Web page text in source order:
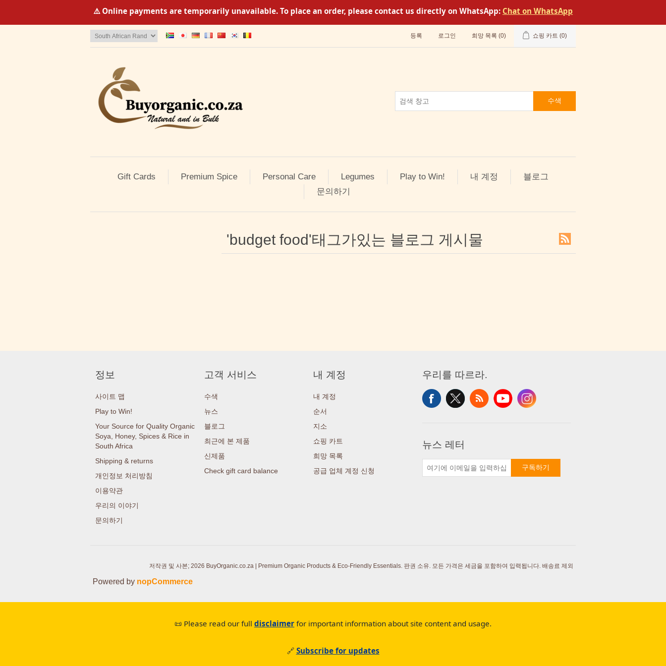
⚠️ Online payments are temporarily unavailable. To place an order, please contact us directly on WhatsApp: Chat on WhatsApp
등록 로그인 희망 목록 (0) 쇼핑 카트 (0)
수색
Gift Cards Premium Spice Personal Care Legumes Play to Win! 내 계정
블로그
문의하기
'budget food'태그가있는 블로그 게시물
정보
사이트 맵
Play to Win!
Your Source for Quality Organic
Soya, Honey, Spices & Rice in
South Africa
Shipping & returns
개인정보 처리방침
이용약관
우리의 이야기
문의하기
고객 서비스
수색
뉴스
블로그
최근에 본 제품
신제품
Check gift card balance
내 계정
내 계정
순서
지소
쇼핑 카트
희망 목록
공급 업체 계정 신청
우리를 따르라.
뉴스 레터
구독하기
저작권 및 사본; 2026 BuyOrganic.co.za | Premium Organic Products & Eco-Friendly Essentials. 판권 소유. 모든 가격은 세금을 포함하여 입력됩니다. 배송료 제외
Powered by nopCommerce
📜 Please read our full disclaimer for important information about site content and usage.
🔗 Subscribe for updates